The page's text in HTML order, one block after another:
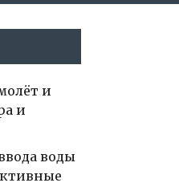
и
и
воды